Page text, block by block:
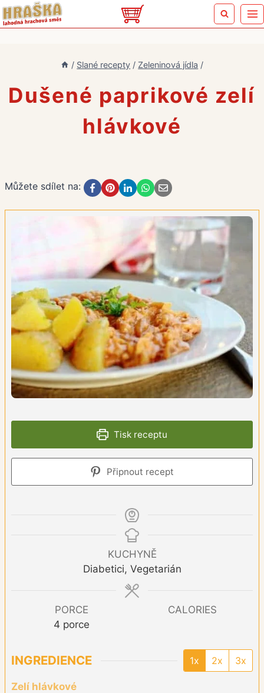
Přeskočit
na
/ Slané recepty / Zeleninová jídla /
Dušené paprikové zelí
hlávkové
Můžete sdílet na:
Tisk receptu
Připnout recept
KUCHYNĚ
Diabetici, Vegetarián
PORCE
4 porce
CALORIES
INGREDIENCE 1x 2x 3x
Zelí hlávkové